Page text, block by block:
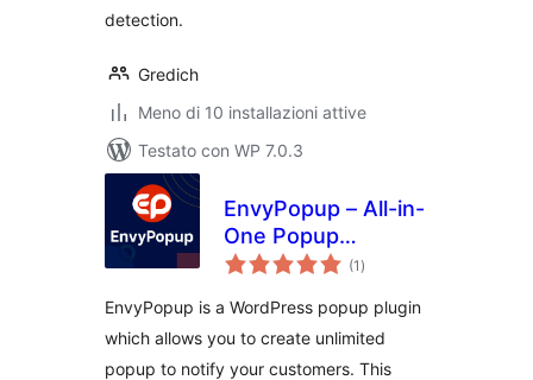
detection.
Gredich
Meno di 10 installazioni attive
Testato con WP 7.0.3
EnvyPopup – All-in-
One Popup
Management
(1 valutazioni
totali
)
EnvyPopup is a WordPress popup plugin
which allows you to create unlimited
popup to notify your customers. This